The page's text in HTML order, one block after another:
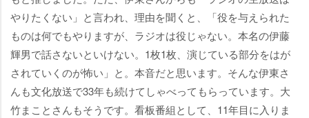
りたくない」と言われ、理由を聞くと、「役を与えられた
ものは何でもやりますが、ラジオは役じゃない。本名の伊藤
輝男で話さないといけない。1枚1枚、演じている部分をはが
されていくのが怖い」と。本音だと思います。そんな伊東さ
んも文化放送で33年も続けてしゃべってもらっています。大
竹まことさんもそうです。看板番組として、11年目に入りま